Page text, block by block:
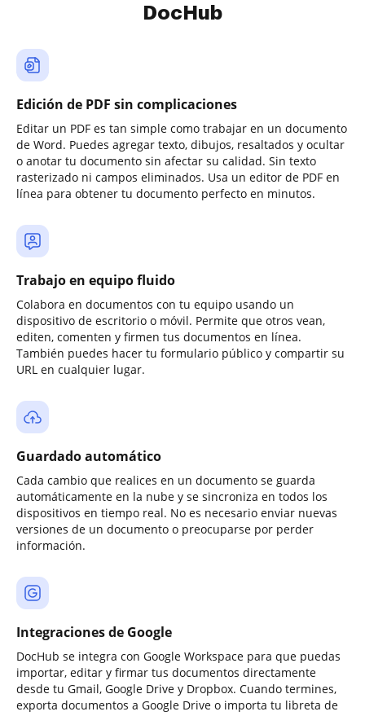
DocHub
Edición de PDF sin complicaciones
Editar un PDF es tan simple como trabajar en un documento
de Word. Puedes agregar texto, dibujos, resaltados y ocultar
o anotar tu documento sin afectar su calidad. Sin texto
rasterizado ni campos eliminados. Usa un editor de PDF en
línea para obtener tu documento perfecto en minutos.
Trabajo en equipo fluido
Colabora en documentos con tu equipo usando un
dispositivo de escritorio o móvil. Permite que otros vean,
editen, comenten y firmen tus documentos en línea.
También puedes hacer tu formulario público y compartir su
URL en cualquier lugar.
Guardado automático
Cada cambio que realices en un documento se guarda
automáticamente en la nube y se sincroniza en todos los
dispositivos en tiempo real. No es necesario enviar nuevas
versiones de un documento o preocuparse por perder
información.
Integraciones de Google
DocHub se integra con Google Workspace para que puedas
importar, editar y firmar tus documentos directamente
desde tu Gmail, Google Drive y Dropbox. Cuando termines,
exporta documentos a Google Drive o importa tu libreta de